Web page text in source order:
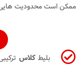
ممکن است محدودیت هایی
بلیطکلاس